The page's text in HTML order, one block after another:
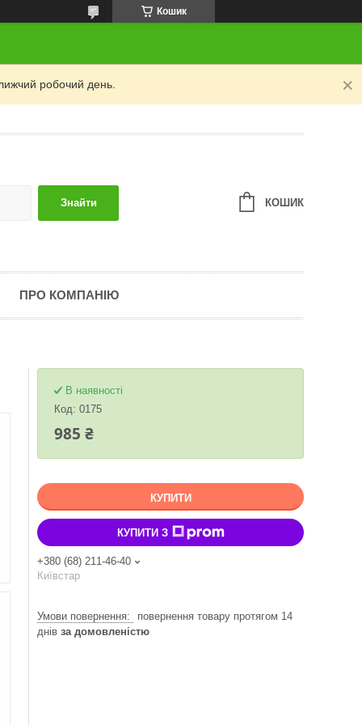
Кошик
робочий день.
Знайти КОШИК
ПРО КОМПАНІЮ
В наявності
Код: 0175
985 ₴
КУПИТИ
КУПИТИ З
+380 (68) 211-46-40
Київстар
повернення товару протягом 14
днів за домовленістю